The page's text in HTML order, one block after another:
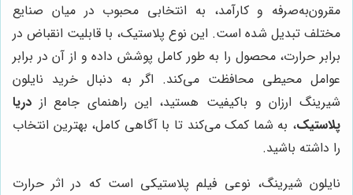
مقرون‌به‌صرفه و کارآمد، به انتخابی محبوب در میان صنایع
مختلف تبدیل شده است. این نوع پلاستیک، با قابلیت انقباض در
برابر حرارت، محصول را به طور کامل پوشش داده و از آن در برابر
عوامل محیطی محافظت می‌کند. اگر به دنبال خرید نایلون
شیرینگ ارزان و باکیفیت هستید، این راهنمای جامع از دریا
پلاستیک، به شما کمک می‌کند تا با آگاهی کامل، بهترین انتخاب
را داشته باشید.
نایلون شیرینگ، نوعی فیلم پلاستیکی است که در اثر حرارت